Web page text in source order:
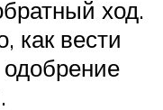
ход.
как вести